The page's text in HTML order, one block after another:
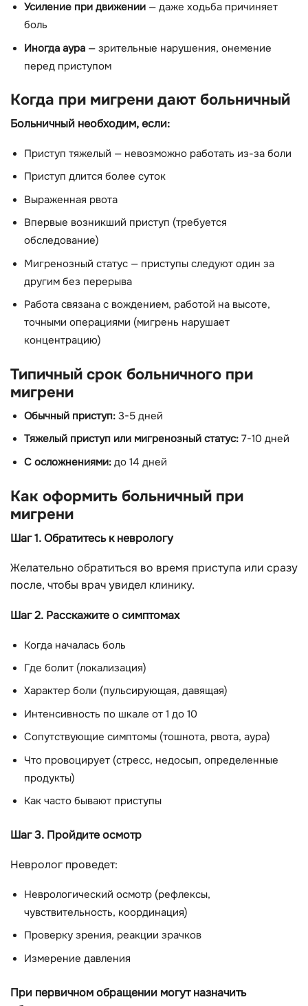
Усиление при движении — даже ходьба причиняет
боль
Иногда аура — зрительные нарушения, онемение
перед приступом
Когда при мигрени дают больничный
Больничный необходим, если:
Приступ тяжелый — невозможно работать из-за боли
Приступ длится более суток
Выраженная рвота
Впервые возникший приступ (требуется
обследование)
Мигренозный статус — приступы следуют один за
другим без перерыва
Работа связана с вождением, работой на высоте,
точными операциями (мигрень нарушает
концентрацию)
Типичный срок больничного при
мигрени
Обычный приступ: 3-5 дней
Тяжелый приступ или мигренозный статус: 7-10 дней
С осложнениями: до 14 дней
Как оформить больничный при
мигрени
Шаг 1. Обратитесь к неврологу
Желательно обратиться во время приступа или сразу
после, чтобы врач увидел клинику.
Шаг 2. Расскажите о симптомах
Когда началась боль
Где болит (локализация)
Характер боли (пульсирующая, давящая)
Интенсивность по шкале от 1 до 10
Сопутствующие симптомы (тошнота, рвота, аура)
Что провоцирует (стресс, недосып, определенные
продукты)
Как часто бывают приступы
Шаг 3. Пройдите осмотр
Невролог проведет:
Неврологический осмотр (рефлексы,
чувствительность, координация)
Проверку зрения, реакции зрачков
Измерение давления
При первичном обращении могут назначить